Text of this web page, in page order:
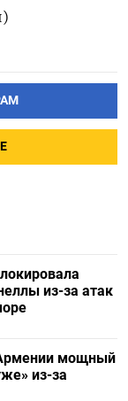
из-за атак
мощный
из-за